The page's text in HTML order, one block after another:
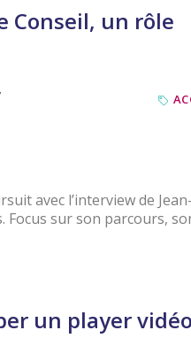
Conseil, un rôle
avec l’interview de
Focus sur son parcours,
un player